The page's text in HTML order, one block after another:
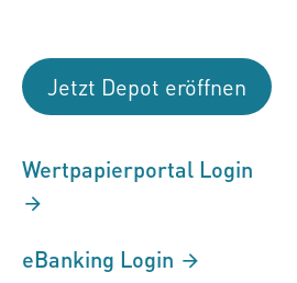
Jetzt Depot eröffnen
Wertpapierportal Login
eBanking Login